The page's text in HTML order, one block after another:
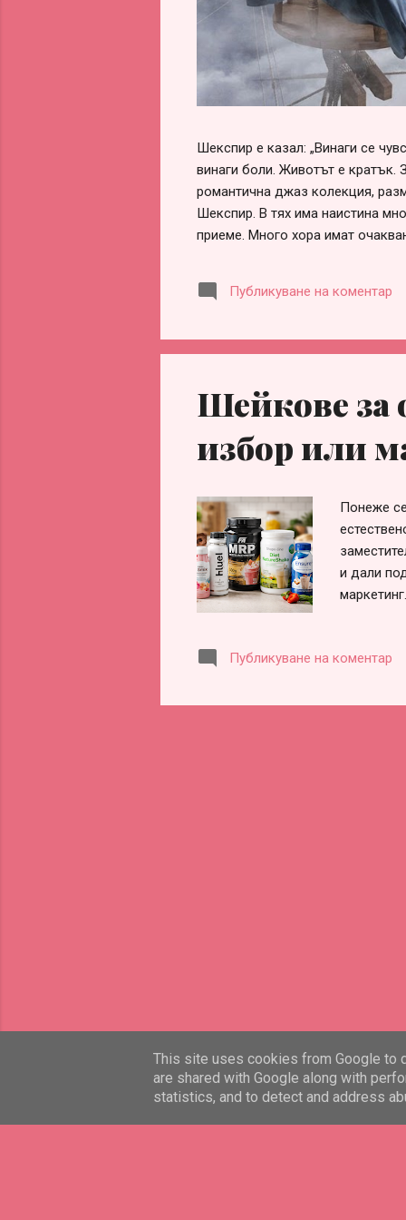
Шекспир е казал: „Винаги се
винаги боли. Животът е кратък.
романтична джаз колекция,
Шекспир. В тях има наистина
приеме. Много хора имат
оформи сам, ако честно
заради разочарования,
партньорство. Истината обаче
Публикуване на коментар
Шейкове за
избор или
Понеже
и дали
вече е
допитам
Публикуване на коментар
This site uses cookies from Google to
are shared with Google along with
statistics, and to detect and address